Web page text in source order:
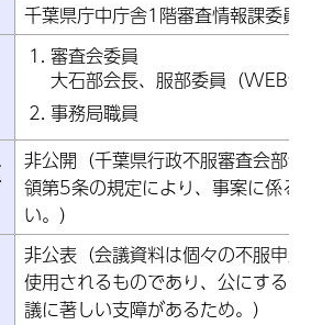
千葉県庁中庁舎1階審査情報課委員
審査会委員
大石部会長、服部委員（WEB
事務局職員
非公開（千葉県行政不服審査会部
領第5条の規定により、事案に係る
い。）
非公表（会議資料は個々の不服申
使用されるものであり、公にする
議に著しい支障があるため。）